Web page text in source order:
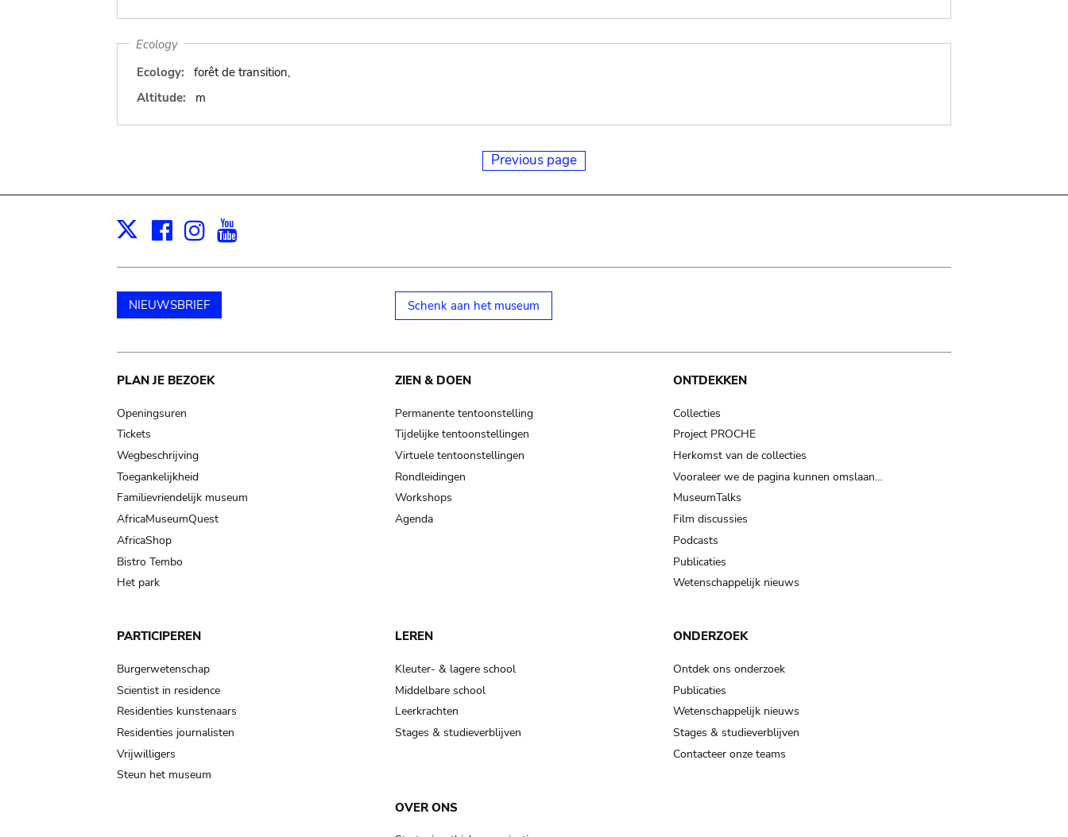
Ecology
Ecology:
forêt de transition,
Altitude:
m
Previous page
X Facebook
Instagram
NIEUWSBRIEF Schenk aan het museum
Main
navigation
PLAN JE BEZOEK
Openingsuren
Tickets
Wegbeschrijving
Toegankelijkheid
Familievriendelijk museum
AfricaMuseumQuest
AfricaShop
Bistro Tembo
Het park
ZIEN & DOEN
Permanente tentoonstelling
Tijdelijke tentoonstellingen
Virtuele tentoonstellingen
Rondleidingen
Workshops
Agenda
ONTDEKKEN
Collecties
Project PROCHE
Herkomst van de collecties
Vooraleer we de pagina kunnen omslaan…
MuseumTalks
Film discussies
Podcasts
Publicaties
Wetenschappelijk nieuws
PARTICIPEREN
Burgerwetenschap
Scientist in residence
Residenties kunstenaars
Residenties journalisten
Vrijwilligers
Steun het museum
LEREN
Kleuter- & lagere school
Middelbare school
Leerkrachten
Stages & studieverblijven
ONDERZOEK
Ontdek ons onderzoek
Publicaties
Wetenschappelijk nieuws
Stages & studieverblijven
Contacteer onze teams
OVER ONS